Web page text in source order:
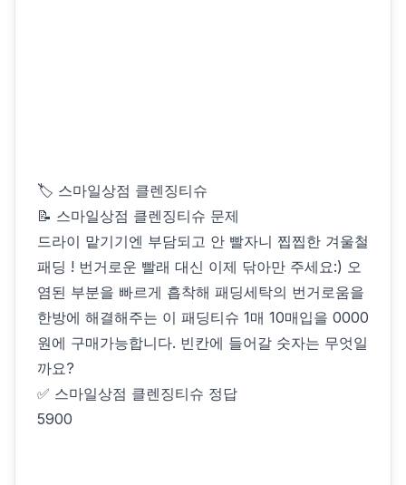
🏷 스마일상점 클렌징티슈
📝 스마일상점 클렌징티슈 문제
드라이 맡기기엔 부담되고 안 빨자니 찝찝한 겨울철
패딩 ! 번거로운 빨래 대신 이제 닦아만 주세요:) 오
염된 부분을 빠르게 흡착해 패딩세탁의 번거로움을
한방에 해결해주는 이 패딩티슈 1매 10매입을 0000
원에 구매가능합니다. 빈칸에 들어갈 숫자는 무엇일
까요?
✅ 스마일상점 클렌징티슈 정답
5900